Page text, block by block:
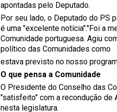
apontadas pelo Deputado.
Por seu lado, o Deputado do PS
é uma "excelente notícia"."Foi a
Comunidade portuguesa. Agiu
político das Comunidades como
estava previsto no nosso
O que pensa a Comunidade
O Presidente do Conselho das
"satisfeito" com a recondução
nesta legislatura.